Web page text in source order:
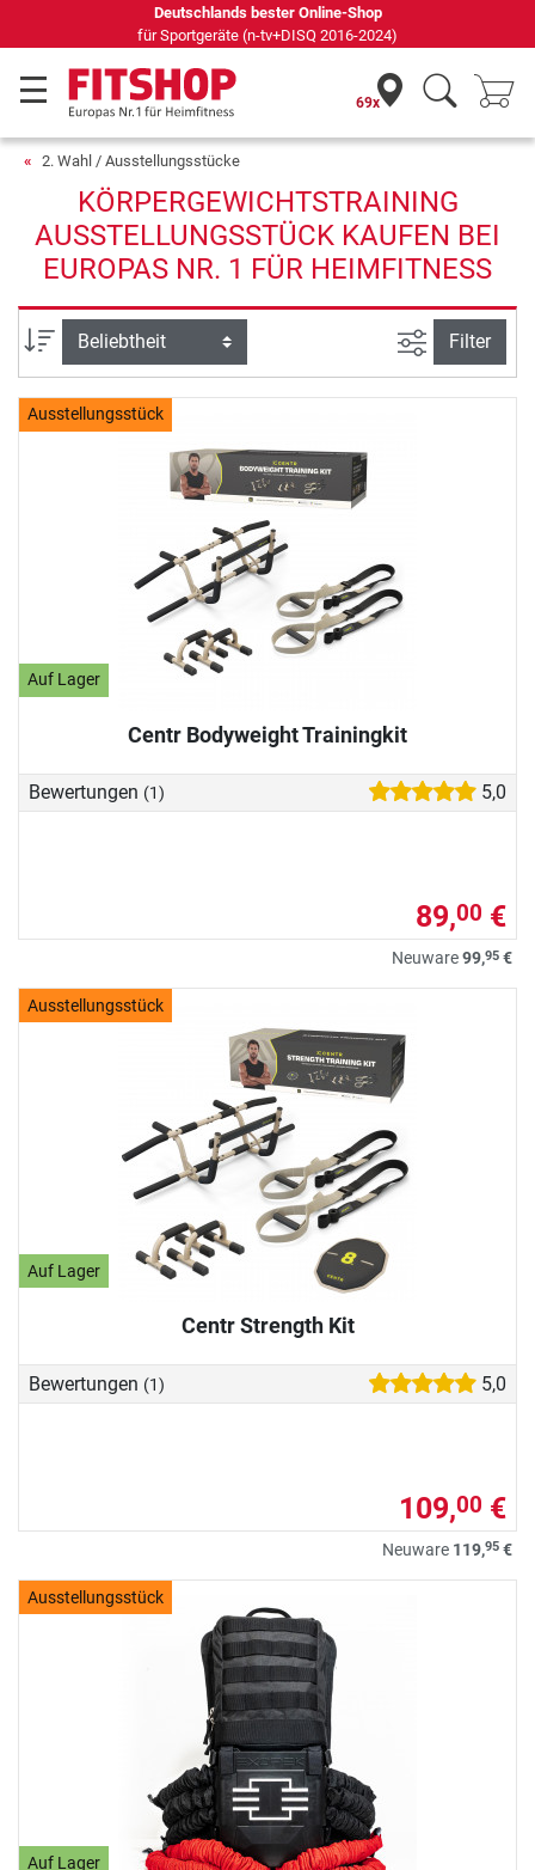
Deutschlands bester Online-Shop
für Sportgeräte (n-tv+DISQ 2016-2024)
69x
2. Wahl / Ausstellungsstücke
KÖRPERGEWICHTSTRAINING
AUSSTELLUNGSSTÜCK KAUFEN BEI
EUROPAS NR. 1 FÜR HEIMFITNESS
Sortierung Ansicht
Filter
Ausstellungsstück
Auf Lager
Centr Bodyweight Trainingkit
Bewertungen (1) 5,0
89,00 €
Neuware99,95 €
Ausstellungsstück
Auf Lager
Centr Strength Kit
Bewertungen (1) 5,0
109,00 €
Neuware 119,95 €
Ausstellungsstück
Auf Lager